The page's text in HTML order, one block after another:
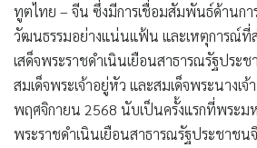
ทูตไทย – จีน ซึ่งมีการเชื่อมสัมพันธ์ด้านการ
วัฒนธรรมอย่างแน่นแฟ้น และเหตุการณ์
เสด็จพระราชดำเนินเยือนสาธารณรัฐประ
สมเด็จพระเจ้าอยู่หัว และสมเด็จพระนางเ
พฤศจิกายน 2568 นับเป็นครั้งแรกที่พระม
พระราชดำเนินเยือนสาธารณรัฐประชาช